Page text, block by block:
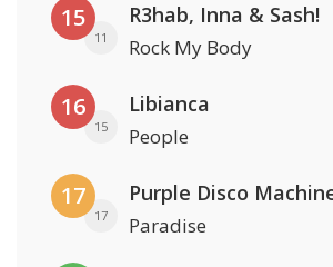
15
11
R3hab, Inna & Sash!
Rock My Body
16
15
Libianca
People
17
17 Paradise